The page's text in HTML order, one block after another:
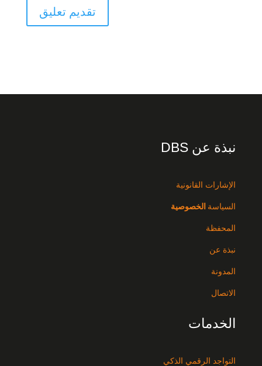
نبذة عن DBS
الإشارات القانونية
السياسة الخصوصية
المحفظة
نبذة عن
المدونة
الاتصال
الخدمات
التواجد الرقمي الذكي